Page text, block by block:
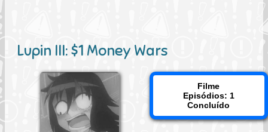
Lupin III: $1 Money Wars
Filme
Episódios: 1
Concluído